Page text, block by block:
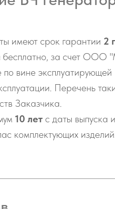
имеют срок гарантии 2
бесплатно, за счет ООО
вине эксплуатирующей
Перечень
Заказчика.
10 лет с даты выпуска
комплектующих